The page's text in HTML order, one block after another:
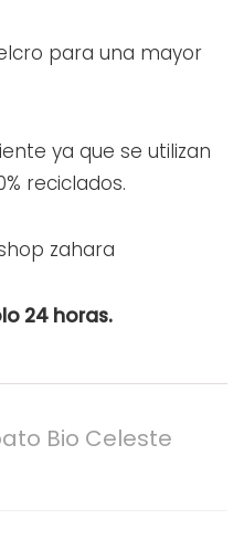
para una mayor
ya que se utilizan
reciclados.
zahara
24 horas.
Bio Celeste